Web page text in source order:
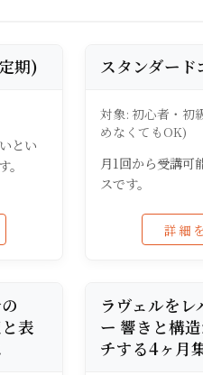
期)
とい
スタンダー
対象: 初心者・初
めなくてもOK)
月1回から受講可
スです。
詳細
表
ラヴェルを
ー 響きと構
チする4ヶ月